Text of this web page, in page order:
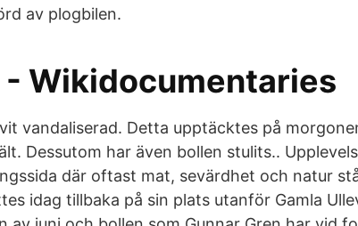
av plogbilen.
- Wikidocumentaries
vandaliserad. Detta upptäcktes på
Dessutom har även bollen stulits..
där oftast mat, sevärdhet och natur
idag tillbaka på sin plats utanför Gamla